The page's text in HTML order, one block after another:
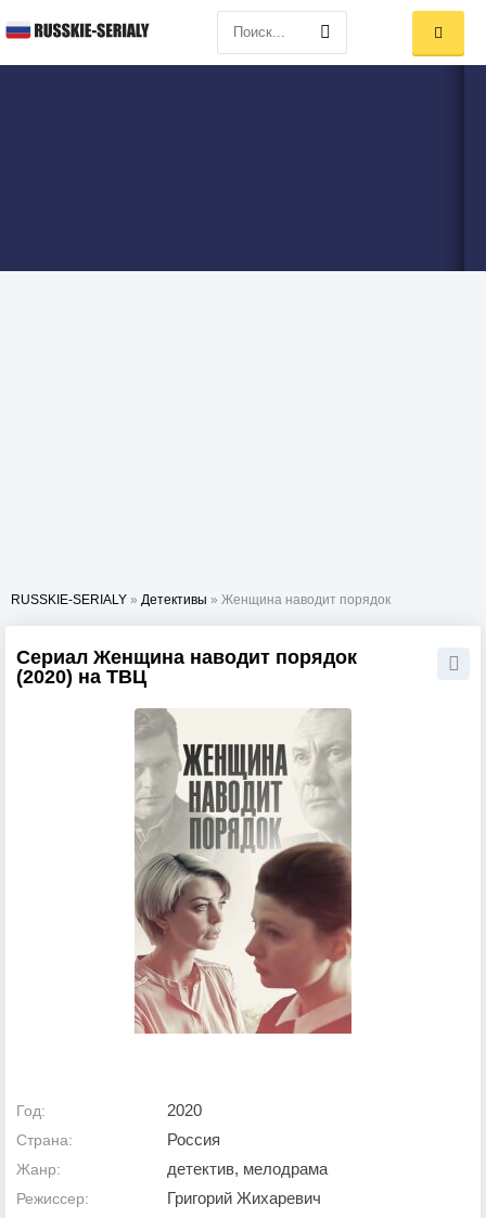
RUSSKIE-SERIALY » Детективы » Женщина наводит порядок
Сериал Женщина наводит порядок
(2020) на ТВЦ
Год: 2020
Страна: Россия
Жанр: детектив, мелодрама
Режиссер: Григорий Жихаревич